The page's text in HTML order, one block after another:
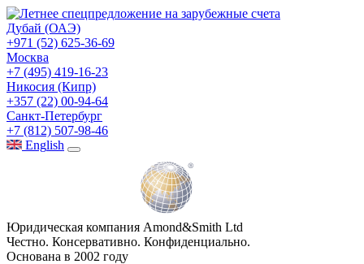
Дубай (ОАЭ)
+971 (52) 625-36-69
Москва
+7 (495) 419-16-23
Никосия (Кипр)
+357 (22) 00-94-64
Санкт-Петербург
+7 (812) 507-98-46
English
Юридическая компания Amond&Smith Ltd
Честно. Консервативно. Конфиденциально.
Основана в 2002 году